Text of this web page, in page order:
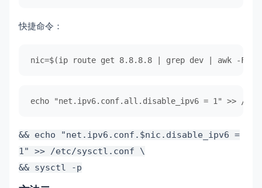
快捷命令：
nic=$(ip route get 8.8.8.8 | grep dev | awk -F
echo "net.ipv6.conf.all.disable_ipv6 = 1" >> /
&& echo "net.ipv6.conf. $nic .disable_ipv6 =
1"
>> /etc/sysctl.conf \
&& sysctl
-p